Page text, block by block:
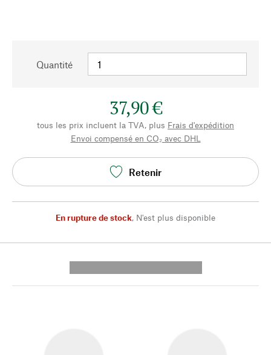
Quantité
37,90 €
tous les prix incluent la TVA, plus Frais d'expédition
Envoi compensé en CO₂ avec DHL
Retenir
En rupture de stock, N'est plus disponible